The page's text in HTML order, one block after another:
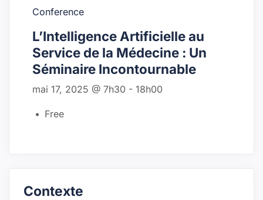
Conference
L’Intelligence Artificielle au
Service de la Médecine : Un
Séminaire Incontournable
mai 17, 2025 @ 7h30 - 18h00
Free
Contexte